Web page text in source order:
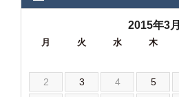
2015年3月
月 火 水 木
2
3 4 5